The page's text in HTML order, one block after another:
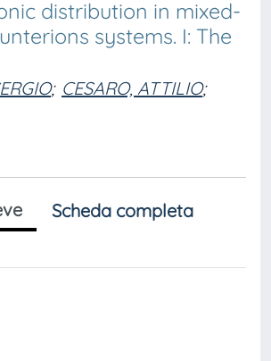
distribution in mixed-
systems. I: The
; CESARO, ATTILIO;
Scheda completa